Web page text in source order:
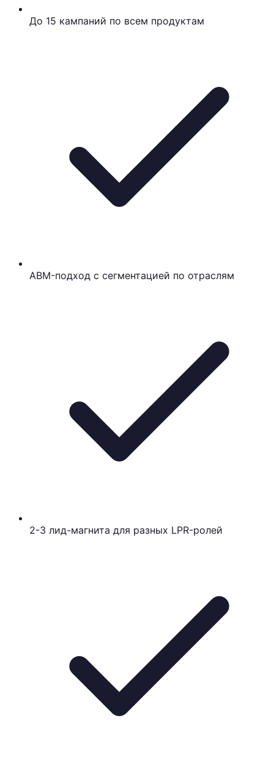
До 15 кампаний по всем продуктам
ABM-подход с сегментацией по отраслям
2-3 лид-магнита для разных LPR-ролей